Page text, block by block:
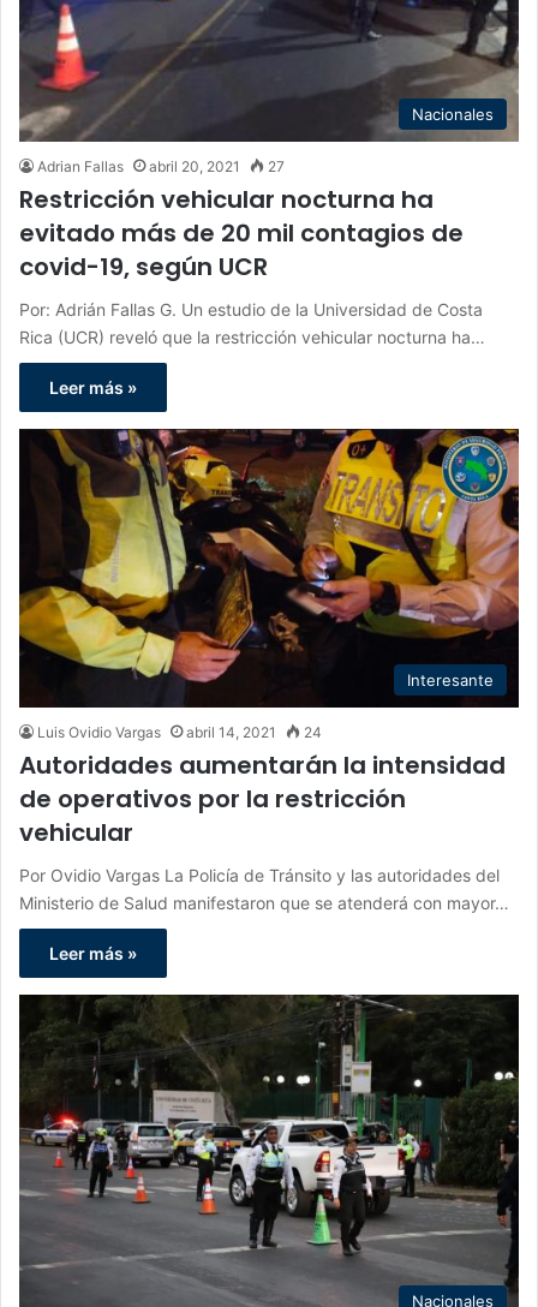
Nacionales
Adrian Fallas abril 20, 2021 27
Restricción vehicular nocturna ha
evitado más de 20 mil contagios de
covid-19, según UCR
Por: Adrián Fallas G. Un estudio de la Universidad de Costa
Rica (UCR) reveló que la restricción vehicular nocturna ha…
Leer más »
Interesante
Luis Ovidio Vargas abril 14, 2021 24
Autoridades aumentarán la intensidad
de operativos por la restricción
vehicular
Por Ovidio Vargas La Policía de Tránsito y las autoridades del
Ministerio de Salud manifestaron que se atenderá con mayor…
Leer más »
Nacionales